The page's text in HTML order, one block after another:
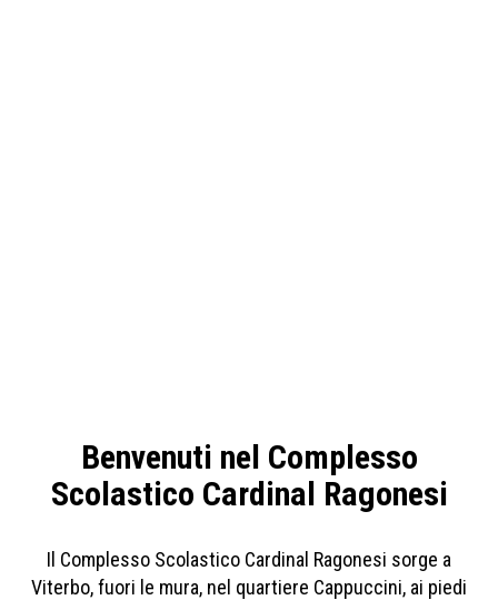
Benvenuti nel Complesso
Scolastico Cardinal Ragonesi
Il Complesso Scolastico Cardinal Ragonesi sorge a
Viterbo, fuori le mura, nel quartiere Cappuccini, ai piedi